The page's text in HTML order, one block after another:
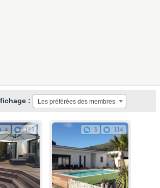
: Les préférées des membres
4 153 3 114